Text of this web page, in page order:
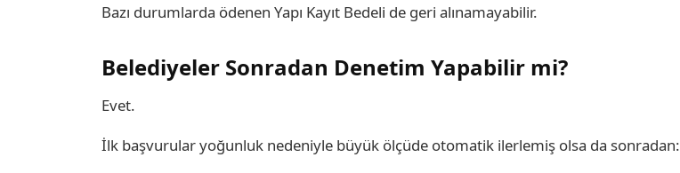
Bazı durumlarda ödenen Yapı Kayıt Bedeli de geri alınamayabilir.
Belediyeler Sonradan Denetim Yapabilir mi?
Evet.
İlk başvurular yoğunluk nedeniyle büyük ölçüde otomatik ilerlemiş olsa da sonradan: